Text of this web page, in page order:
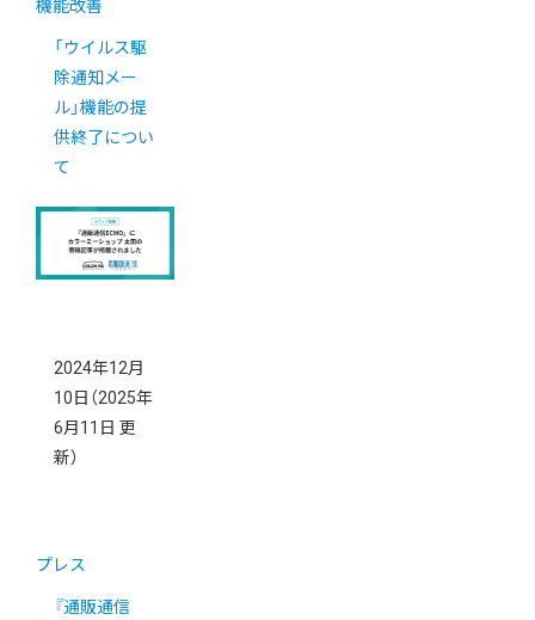
機能改善
「ウイルス駆
除通知メー
ル」機能の提
供終了につい
て
2024年12月
10日 （2025年
6月11日 更
新）
プレス
『通販通信